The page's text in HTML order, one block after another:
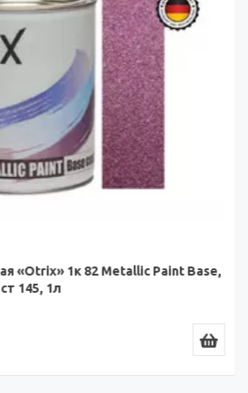
«Otrix» 1к 82 Metallic Paint Base,
145, 1л